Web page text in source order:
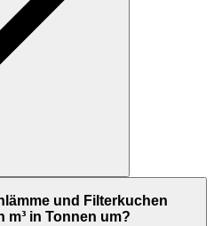
und Filterkuchen
m³ in Tonnen um?